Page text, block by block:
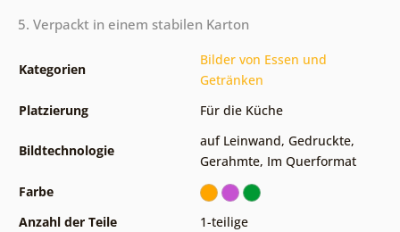
5. Verpackt in einem stabilen Karton
Kategorien
Bilder von Essen und
Getränken
Platzierung
Für die Küche
Bildtechnologie
auf Leinwand, Gedruckte,
Gerahmte, Im Querformat
Farbe
Anzahl der Teile
1-teilige